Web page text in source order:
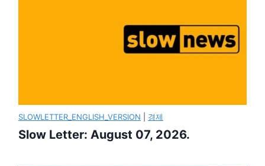
SLOWLETTER_ENGLISH_VERSION 경제
Slow Letter: August 07, 2026.